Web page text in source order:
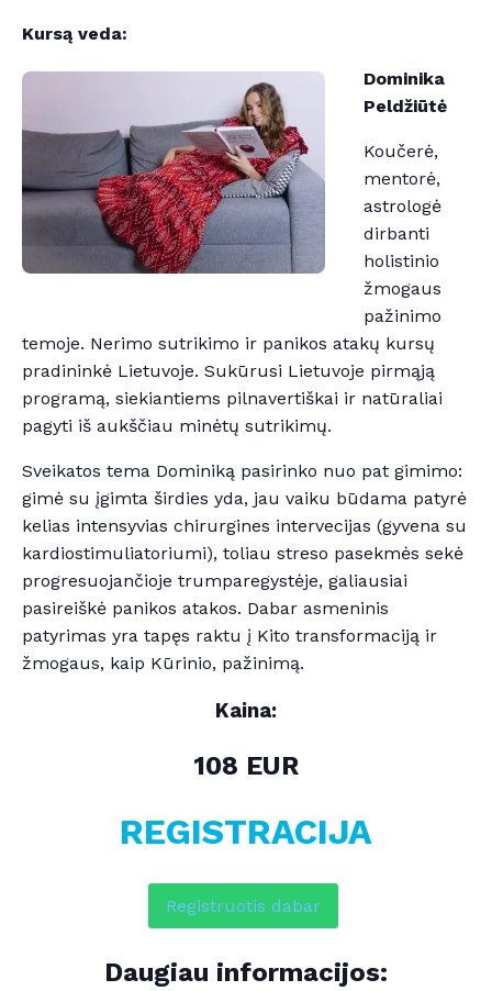
Kursą veda:
Dominika
Peldžiūtė
Koučerė,
mentorė,
astrologė
dirbanti
holistinio
žmogaus
pažinimo
temoje. Nerimo sutrikimo ir panikos atakų kursų
pradininkė Lietuvoje. Sukūrusi Lietuvoje pirmąją
programą, siekiantiems pilnavertiškai ir natūraliai
pagyti iš aukščiau minėtų sutrikimų.
Sveikatos tema Dominiką pasirinko nuo pat gimimo:
gimė su įgimta širdies yda, jau vaiku būdama patyrė
kelias intensyvias chirurgines intervecijas (gyvena su
kardiostimuliatoriumi), toliau streso pasekmės sekė
progresuojančioje trumparegystėje, galiausiai
pasireiškė panikos atakos. Dabar asmeninis
patyrimas yra tapęs raktu į Kito transformaciją ir
žmogaus, kaip Kūrinio, pažinimą.
Kaina:
108 EUR
REGISTRACIJA
Registruotis dabar
Daugiau informacijos: